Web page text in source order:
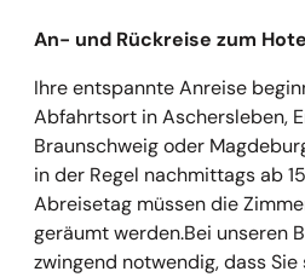
An- und Rückreise zum
Ihre entspannte Anreise
Abfahrtsort in Aschersleben,
Braunschweig oder
in der Regel nachmittags ab
Abreisetag müssen die
geräumt werden.Bei unseren
zwingend notwendig, dass